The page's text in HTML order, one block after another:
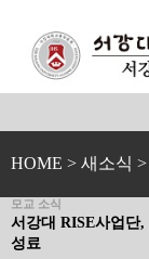
HOME > 새소식 >
모교 소식
서강대 RISE사업단,
성료